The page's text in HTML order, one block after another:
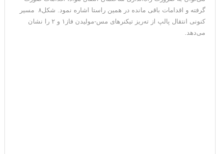
گرفته و اقدامات باقی مانده در همین راستا اشاره نمود. شکل۸ مسیر
کنونی انتقال پالپ از ته‌ریز تیکنرهای مس-مولیدن فاز۱ و ۲ را نشان
می‌دهد.